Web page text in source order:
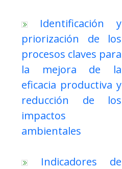
Identificación y
priorización de los
procesos claves para
la mejora de la
eficacia productiva y
reducción de los
impactos
ambientales
Indicadores de